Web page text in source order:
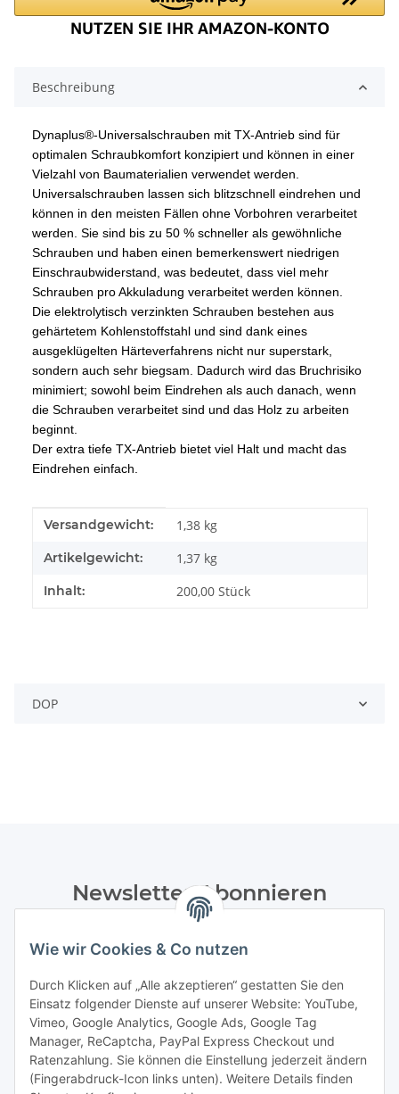
Wie wir Cookies & Co nutzen
Durch Klicken auf „Alle akzeptieren“ gestatten Sie den
Einsatz folgender Dienste auf unserer Website: YouTube,
Vimeo, Google Analytics, Google Ads, Google Tag
Manager, ReCaptcha, PayPal Express Checkout und
Ratenzahlung. Sie können die Einstellung jederzeit ändern
(Fingerabdruck-Icon links unten). Weitere Details finden
Beschreibung
Dynaplus®-Universalschrauben mit TX-Antrieb sind für
optimalen Schraubkomfort konzipiert und können in einer
Vielzahl von Baumaterialien verwendet werden.
Universalschrauben lassen sich blitzschnell eindrehen und
können in den meisten Fällen ohne Vorbohren verarbeitet
werden. Sie sind bis zu 50 % schneller als gewöhnliche
Schrauben und haben einen bemerkenswert niedrigen
Einschraubwiderstand, was bedeutet, dass viel mehr
Schrauben pro Akkuladung verarbeitet werden können.
Die elektrolytisch verzinkten Schrauben bestehen aus
gehärtetem Kohlenstoffstahl und sind dank eines
ausgeklügelten Härteverfahrens nicht nur superstark,
sondern auch sehr biegsam. Dadurch wird das Bruchrisiko
minimiert; sowohl beim Eindrehen als auch danach, wenn
die Schrauben verarbeitet sind und das Holz zu arbeiten
beginnt.
Der extra tiefe TX-Antrieb bietet viel Halt und macht das
Eindrehen einfach.
Produkteigenschaft
Wert
Versandgewicht: 1,38 kg
Artikelgewicht: 1,37 kg
Inhalt: 200,00 Stück
DOP
Newsletter Abonnieren
Datenschutzerklärungregelmäßig und jederzeit widerruflich
Abonnieren
Informationen